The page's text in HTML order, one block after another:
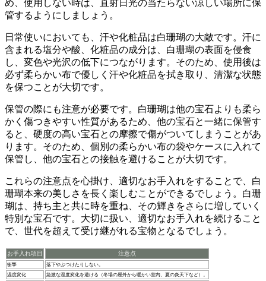
め、 使用しない時は、直射日光の当たらない涼しい場所に保
管するようにしましょう。
日常使いにおいても、 汗や化粧品は白珊瑚の大敵です。汗に
含まれる塩分や酸、化粧品の成分は、白珊瑚の表面を侵食
し、変色や光沢の低下につながります。そのため、 使用後は
必ず柔らかい布で優しく汗や化粧品を拭き取り
、清潔な状態
を保つことが大切です。
保管の際にも注意が必要です。白珊瑚は他の宝石よりも柔ら
かく傷つきやすい性質があるため、他の宝石と一緒に保管す
ると、硬度の高い宝石との摩擦で傷がついてしまうことがあ
ります。そのため、 個別の柔らかい布の袋やケースに入れて
保管 し、他の宝石との接触を避けることが大切です。
これらの注意点を心掛け、適切なお手入れをすることで、白
珊瑚本来の美しさを長く楽しむことができるでしょう。白珊
瑚は、持ち主と共に時を重ね、その輝きをさらに増していく
特別な宝石です。大切に扱い、適切なお手入れを続けること
で、世代を超えて受け継がれる宝物となるでしょう。
お手入れ項目 注意点
衝撃
落下やぶつけたりしない。
温度変化
急激な温度変化を避ける（冬場の屋外から暖かい室内、夏の炎天下など）。